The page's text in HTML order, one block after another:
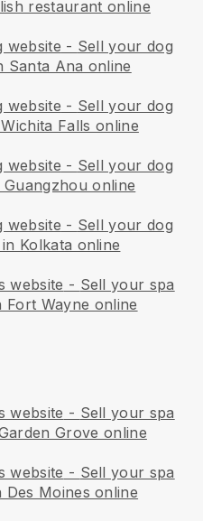
restaurant online
website - Sell your dog
Santa Ana online
website - Sell your dog
Falls online
website - Sell your dog
online
website - Sell your dog
Kolkata online
website - Sell your spa
Fort Wayne online
website - Sell your spa
Grove online
website - Sell your spa
Des Moines online